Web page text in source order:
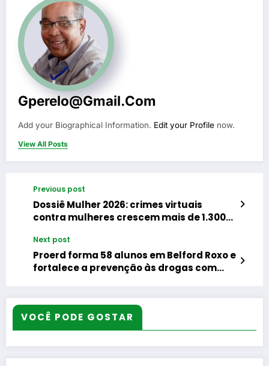
Gperelo@gmail.com
Add your Biographical Information. Edit your Profile now.
View All Posts
Previous post
Dossiê Mulher 2026: crimes virtuais
contra mulheres crescem mais de 1.300%
Next post
Proerd forma 58 alunos em Belford Roxo e
fortalece a prevenção às drogas com
VOCÊ PODE GOSTAR